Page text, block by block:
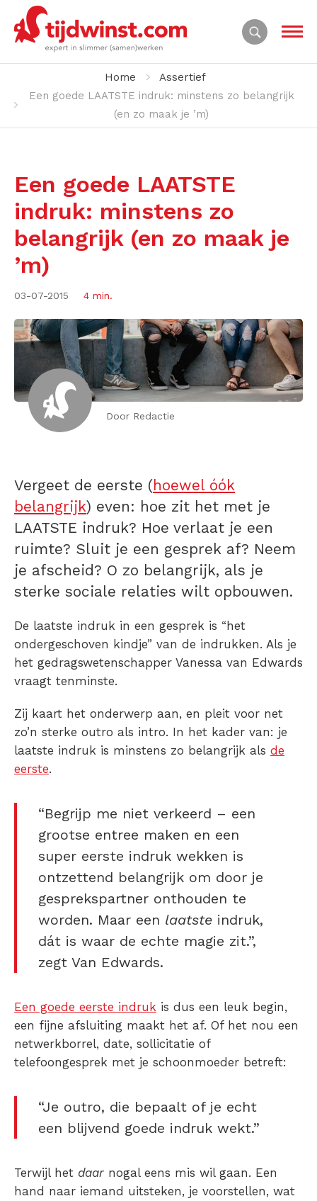
Home
Assertief
Een goede LAATSTE indruk: minstens zo belangrijk
(en zo maak je ’m)
Een goede LAATSTE
indruk: minstens zo
belangrijk (en zo maak je
’m)
03-07-2015 4 min.
Door Redactie
Vergeet de eerste (hoewel óók
belangrijk) even: hoe zit het met je
LAATSTE indruk? Hoe verlaat je een
ruimte? Sluit je een gesprek af? Neem
je afscheid? O zo belangrijk, als je
sterke sociale relaties wilt opbouwen.
De laatste indruk in een gesprek is “het
ondergeschoven kindje” van de indrukken. Als je
het gedragswetenschapper Vanessa van Edwards
vraagt tenminste.
Zij kaart het onderwerp aan, en pleit voor net
zo’n sterke outro als intro. In het kader van: je
laatste indruk is minstens zo belangrijk als de
eerste.
“Begrijp me niet verkeerd – een
grootse entree maken en een
super eerste indruk wekken is
ontzettend belangrijk om door je
gesprekspartner onthouden te
worden. Maar een laatste indruk,
dát is waar de echte magie zit.”,
zegt Van Edwards.
Een goede eerste indruk is dus een leuk begin,
een fijne afsluiting maakt het af. Of het nou een
netwerkborrel, date, sollicitatie of
telefoongesprek met je schoonmoeder betreft:
“Je outro, die bepaalt of je echt
een blijvend goede indruk wekt.”
Terwijl het daar nogal eens mis wil gaan. Een
hand naar iemand uitsteken, je voorstellen, wat